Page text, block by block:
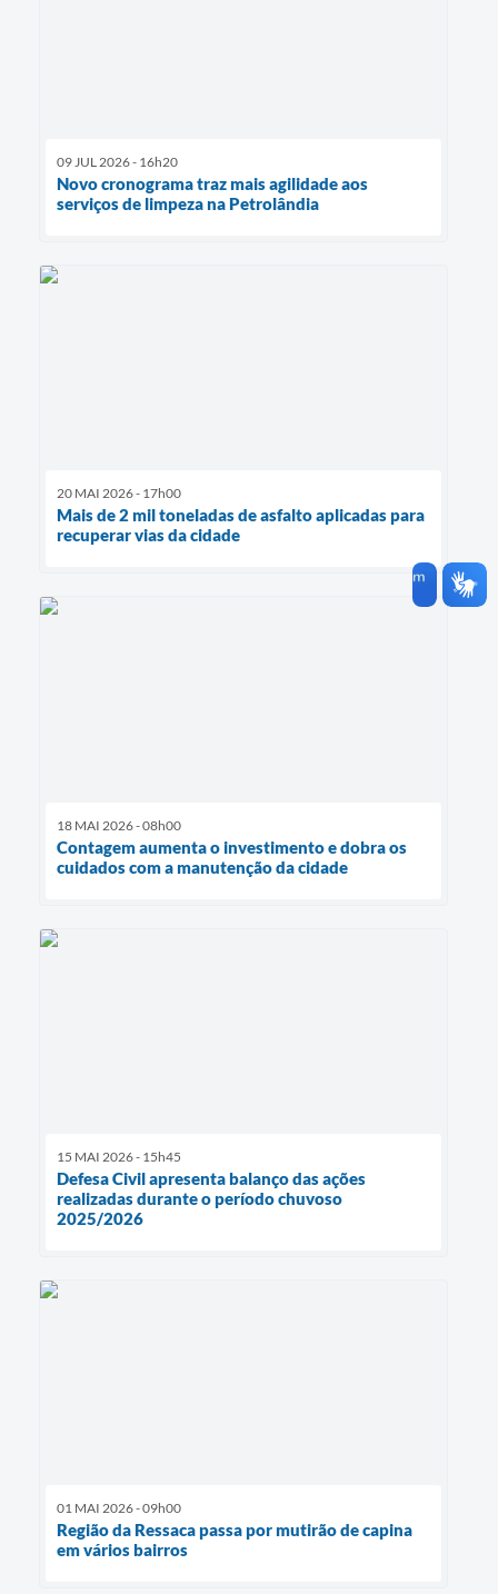
09 JUL 2026 - 16h20
Novo cronograma traz mais agilidade aos
serviços de limpeza na Petrolândia
20 MAI 2026 - 17h00
Mais de 2 mil toneladas de asfalto aplicadas para
recuperar vias da cidade
18 MAI 2026 - 08h00
Contagem aumenta o investimento e dobra os
cuidados com a manutenção da cidade
15 MAI 2026 - 15h45
Defesa Civil apresenta balanço das ações
realizadas durante o período chuvoso
2025/2026
01 MAI 2026 - 09h00
Região da Ressaca passa por mutirão de capina
em vários bairros